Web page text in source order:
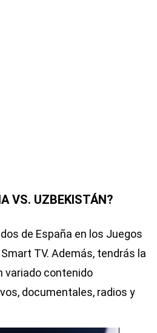
VS. UZBEKISTÁN?
de España en los Juegos
TV. Además, tendrás la
variado contenido
documentales, radios y